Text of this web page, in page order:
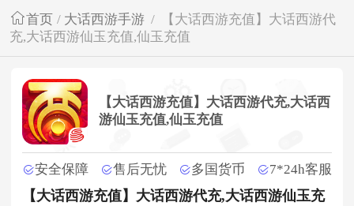
首页 / 大话西游手游 /
【大话西游充值】大话西游代
充,大话西游仙玉充值,仙玉充值
【大话西游充值】大话西游代充,大话西
游仙玉充值,仙玉充值
安全保障 售后无忧 多国货币 7*24h客服
【大话西游充值】大话西游代充,大话西游仙玉充